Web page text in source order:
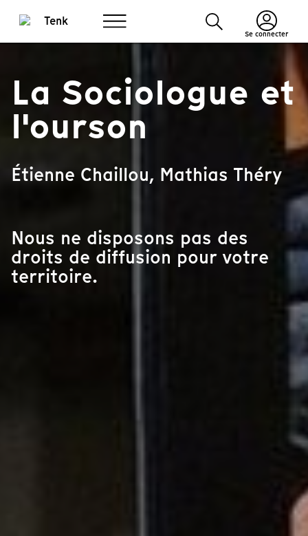
Se connecter
La Sociologue et
l'ourson
Étienne Chaillou, Mathias Théry
Nous ne disposons pas des
droits de diffusion pour votre
territoire.